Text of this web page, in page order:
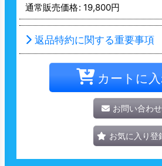
通常販売価格: 19,800円
返品特約に関する重要事項
カートに
お問い合わせ
お気に入り登